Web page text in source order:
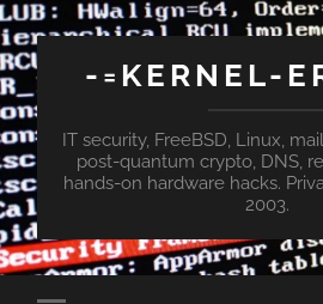
-=KERNEL-
IT security, FreeBSD, Linux,
post-quantum crypto, DNS,
hands-on hardware hacks.
2003.